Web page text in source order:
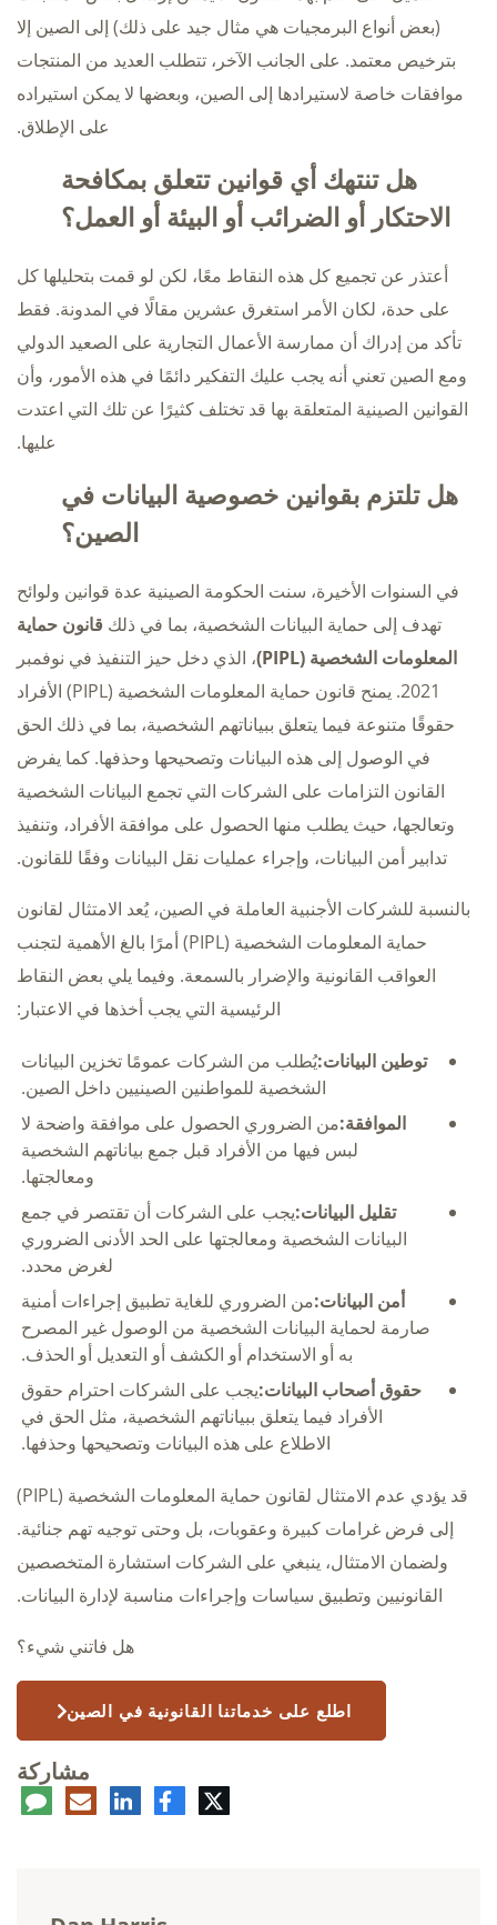
(بعض أنواع البرمجيات هي مثال جيد على ذلك) إلى الصين إلا
بترخيص معتمد. على الجانب الآخر، تتطلب العديد من المنتجات
موافقات خاصة لاستيرادها إلى الصين، وبعضها لا يمكن استيراده
على الإطلاق.
هل تنتهك أي قوانين تتعلق بمكافحة
الاحتكار أو الضرائب أو البيئة أو العمل؟
أعتذر عن تجميع كل هذه النقاط معًا، لكن لو قمت بتحليلها كل
على حدة، لكان الأمر استغرق عشرين مقالًا في المدونة. فقط
تأكد من إدراك أن ممارسة الأعمال التجارية على الصعيد الدولي
ومع الصين تعني أنه يجب عليك التفكير دائمًا في هذه الأمور، وأن
القوانين الصينية المتعلقة بها قد تختلف كثيرًا عن تلك التي اعتدت
عليها.
هل تلتزم بقوانين خصوصية البيانات في
الصين؟
في السنوات الأخيرة، سنت الحكومة الصينية عدة قوانين ولوائح
تهدف إلى حماية البيانات الشخصية، بما في ذلك قانون حماية
المعلومات الشخصية (PIPL)
، الذي دخل حيز التنفيذ في نوفمبر
2021. يمنح قانون حماية المعلومات الشخصية (PIPL) الأفراد
حقوقًا متنوعة فيما يتعلق ببياناتهم الشخصية، بما في ذلك الحق
في الوصول إلى هذه البيانات وتصحيحها وحذفها. كما يفرض
القانون التزامات على الشركات التي تجمع البيانات الشخصية
وتعالجها، حيث يطلب منها الحصول على موافقة الأفراد، وتنفيذ
تدابير أمن البيانات، وإجراء عمليات نقل البيانات وفقًا للقانون.
بالنسبة للشركات الأجنبية العاملة في الصين، يُعد الامتثال لقانون
حماية المعلومات الشخصية (PIPL) أمرًا بالغ الأهمية لتجنب
العواقب القانونية والإضرار بالسمعة. وفيما يلي بعض النقاط
الرئيسية التي يجب أخذها في الاعتبار:
توطين البيانات:يُطلب من الشركات عمومًا تخزين البيانات
الشخصية للمواطنين الصينيين داخل الصين.
الموافقة:من الضروري الحصول على موافقة واضحة لا
لبس فيها من الأفراد قبل جمع بياناتهم الشخصية
ومعالجتها.
تقليل البيانات:يجب على الشركات أن تقتصر في جمع
البيانات الشخصية ومعالجتها على الحد الأدنى الضروري
لغرض محدد.
أمن البيانات:من الضروري للغاية تطبيق إجراءات أمنية
صارمة لحماية البيانات الشخصية من الوصول غير المصرح
به أو الاستخدام أو الكشف أو التعديل أو الحذف.
حقوق أصحاب البيانات:يجب على الشركات احترام حقوق
الأفراد فيما يتعلق ببياناتهم الشخصية، مثل الحق في
الاطلاع على هذه البيانات وتصحيحها وحذفها.
قد يؤدي عدم الامتثال لقانون حماية المعلومات الشخصية (PIPL)
إلى فرض غرامات كبيرة وعقوبات، بل وحتى توجيه تهم جنائية.
ولضمان الامتثال، ينبغي على الشركات استشارة المتخصصين
القانونيين وتطبيق سياسات وإجراءات مناسبة لإدارة البيانات.
هل فاتني شيء؟
اطلع على خدماتنا القانونية في الصين
مشاركة
تويتر فيسبوكلينكدإنالبريد